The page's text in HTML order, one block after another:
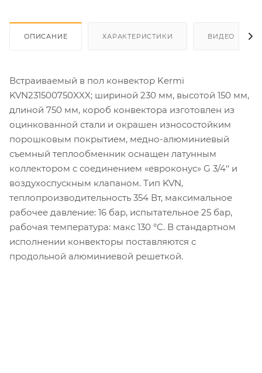
ОПИСАНИЕ ХАРАКТЕРИСТИКИ ВИДЕО
Встраиваемый в пол конвектор Kermi
KVN231500750XXX; шириной 230 мм, высотой 150 мм,
длиной 750 мм, короб конвектора изготовлен из
оцинкованной стали и окрашен износостойким
порошковым покрытием, медно-алюминиевый
съемный теплообменник оснащен латунным
коллектором с соединением «евроконус» G 3/4‘‘ и
воздухоспускным клапаном. Тип KVN,
теплопроизводительность 354 Вт, максимальное
рабочее давление: 16 бар, испытательное 25 бар,
рабочая температура: макс 130 °C. В стандартном
исполнении конвекторы поставляются с
продольной алюминиевой решеткой.